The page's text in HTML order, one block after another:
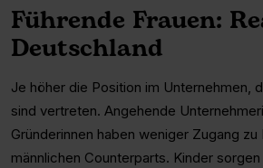
Führende Frauen:
Deutschland
Je höher die Position im Unternehmen,
sind vertreten. Angehende
Gründerinnen haben weniger Zugang zu
männlichen Counterparts. Kinder